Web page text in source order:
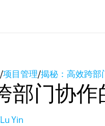
/项目管理/揭秘：高效跨部
部门协
Lu Yin